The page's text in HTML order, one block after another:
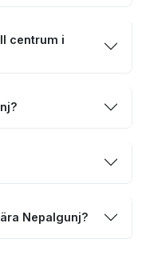
centrum i
Nepalgunj?